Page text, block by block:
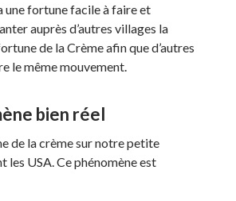
une fortune facile à faire et
auprès d’autres villages la
de la Crème afin que d’autres
le même mouvement.
bien réel
de la crème sur notre petite
les USA. Ce phénomène est